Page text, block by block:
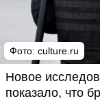
Фото: culture.ru
Новое
показало, что